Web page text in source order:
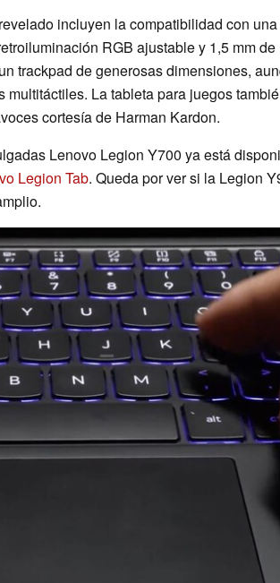
incluyen la compatibilidad con una
RGB ajustable y 1,5 mm de
trackpad de generosas dimensiones,
La tableta para juegos
cortesía de Harman Kardon.
Lenovo Legion Y700 ya está
Legion Tab. Queda por ver si la Legion